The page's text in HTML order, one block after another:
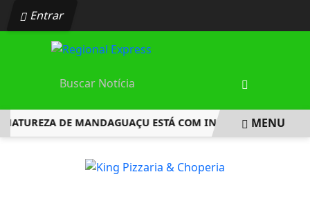
Entrar
DE MANDAGUAÇU ESTÁ COM INSCRIÇÕES ABERTAS
MENU